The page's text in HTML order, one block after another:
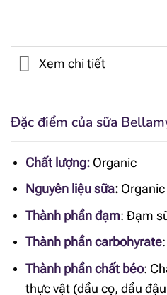
Xem chi tiết
Đặc điểm của sữa
Chất lượng: Organic
Nguyên liệu sữa:
Thành phần đạm: Đạm
Thành phần carbohyrate:
Thành phần chất béo:
thực vật (dầu cọ, dầu